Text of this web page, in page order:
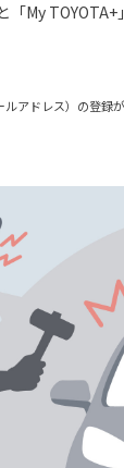
「My TOYOTA+
アドレス）の登録が